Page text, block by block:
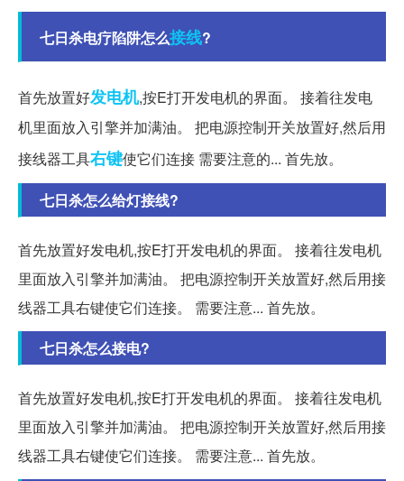
七日杀电疗陷阱怎么接线?
首先放置好发电机,按E打开发电机的界面。 接着往发电
机里面放入引擎并加满油。 把电源控制开关放置好,然后用
接线器工具右键使它们连接 需要注意的... 首先放。
七日杀怎么给灯接线?
首先放置好发电机,按E打开发电机的界面。 接着往发电机
里面放入引擎并加满油。 把电源控制开关放置好,然后用接
线器工具右键使它们连接。 需要注意... 首先放。
七日杀怎么接电?
首先放置好发电机,按E打开发电机的界面。 接着往发电机
里面放入引擎并加满油。 把电源控制开关放置好,然后用接
线器工具右键使它们连接。 需要注意... 首先放。